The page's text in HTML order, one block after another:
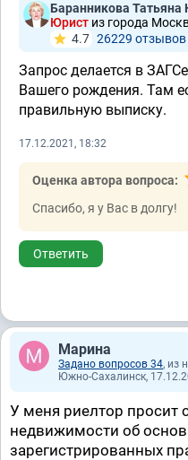
Баранникова Татьяна
Юрист из города
4.7 26229 отзывов
Запрос делается в
Вашего рождения. Там
правильную выписку.
17.12.2021, 18:32
Оценка автора вопроса:
Спасибо, я у Вас в долгу!
Ответить
Марина
Задано вопросов 34, из
Южно-Сахалинск,
У меня риелтор просит
недвижимости об
зарегистрированных